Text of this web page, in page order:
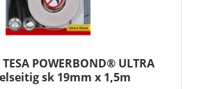
POWERBOND® ULTRA
sk 19mm x 1,5m